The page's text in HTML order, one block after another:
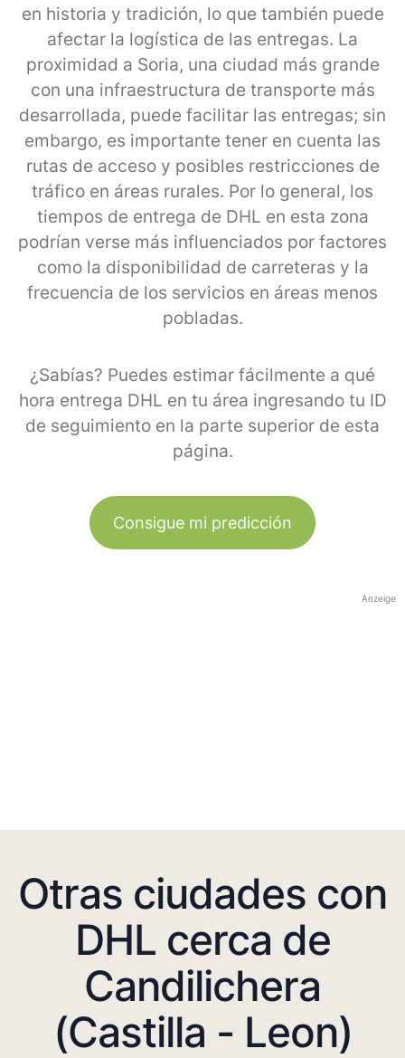
en historia y tradición, lo que también puede
afectar la logística de las entregas. La
proximidad a Soria, una ciudad más grande
con una infraestructura de transporte más
desarrollada, puede facilitar las entregas; sin
embargo, es importante tener en cuenta las
rutas de acceso y posibles restricciones de
tráfico en áreas rurales. Por lo general, los
tiempos de entrega de DHL en esta zona
podrían verse más influenciados por factores
como la disponibilidad de carreteras y la
frecuencia de los servicios en áreas menos
pobladas.
¿Sabías? Puedes estimar fácilmente a qué
hora entrega DHL en tu área ingresando tu ID
de seguimiento en la parte superior de esta
página.
Consigue mi predicción
Anzeige
Otras ciudades con
DHL cerca de
Candilichera
(Castilla - Leon)